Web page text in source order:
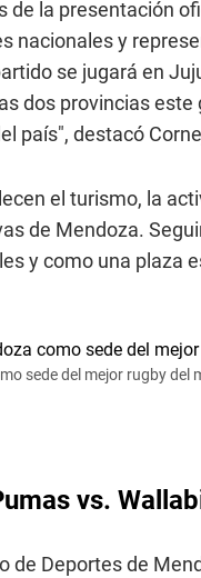
de la presentación
nacionales y
se jugará en
dos provincias
país", destacó
el turismo, la
de Mendoza.
y como una plaza
sede del mejor rugby del
vs.
de Deportes de